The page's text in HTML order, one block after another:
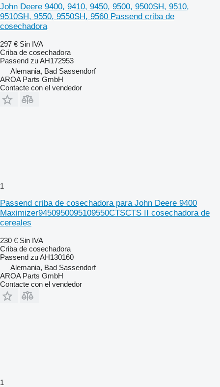
John Deere 9400, 9410, 9450, 9500, 9500SH, 9510,
9510SH, 9550, 9550SH, 9560 Passend criba de
cosechadora
297 € Sin IVA
Criba de cosechadora
Passend zu AH172953
Alemania, Bad Sassendorf
AROA Parts GmbH
Contacte con el vendedor
1
Passend criba de cosechadora para John Deere 9400
Maximizer9450950095109550CTSCTS II cosechadora de
cereales
230 € Sin IVA
Criba de cosechadora
Passend zu AH130160
Alemania, Bad Sassendorf
AROA Parts GmbH
Contacte con el vendedor
1